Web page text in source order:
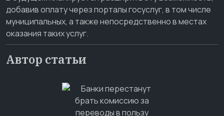
добавив оплату через порталы госуслуг, в том числе
муниципальных, а также непосредственно в местах
оказания таких услуг.
Автор статьи